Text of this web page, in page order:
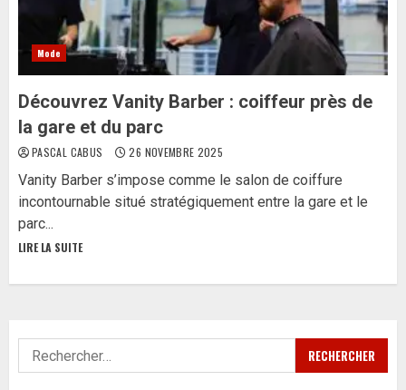
Mode
Découvrez Vanity Barber : coiffeur près de
la gare et du parc
PASCAL CABUS 26 NOVEMBRE 2025
Vanity Barber s’impose comme le salon de coiffure
incontournable situé stratégiquement entre la gare et le
parc...
LIRE LA SUITE
Rechercher :